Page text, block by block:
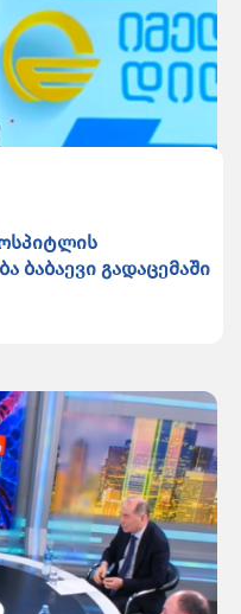
ბაბაევი გადაცემაში